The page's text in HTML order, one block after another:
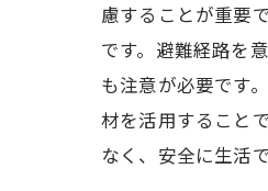
慮することが重要
です。避難経路を
も注意が必要です
材を活用すること
なく、安全に生活